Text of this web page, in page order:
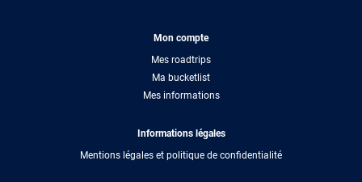
Mon compte
Mes roadtrips
Ma bucketlist
Mes informations
Informations légales
Mentions légales et politique de confidentialité